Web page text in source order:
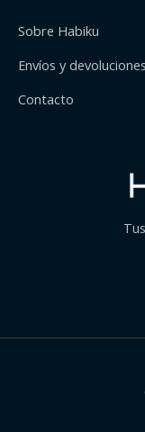
Sobre Habiku
Envíos y devoluciones
Contacto